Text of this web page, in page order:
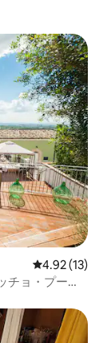
レビュー13
4.92 (13)
チョ・プール